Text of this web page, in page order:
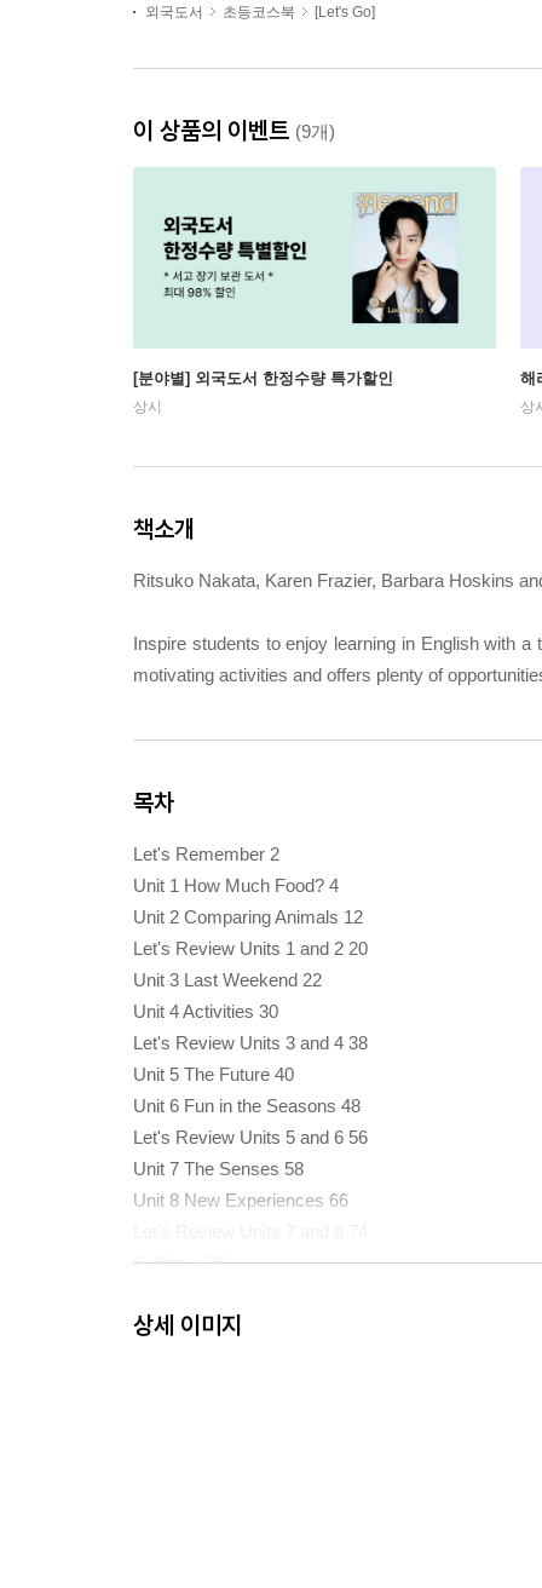
외국도서
초등코스북 [Let's Go]
이 상품의 이벤트 (9개)
[분야별] 외국도서 한정수량 특가할인
상시
해
상
책소개
Ritsuko Nakata, Karen Frazier, Barbara Hoskins
Inspire students to enjoy learning in English with
motivating activities and offers plenty of
목차
Let's Remember 2
Unit 1 How Much Food? 4
Unit 2 Comparing Animals 12
Let's Review Units 1 and 2 20
Unit 3 Last Weekend 22
Unit 4 Activities 30
Let's Review Units 3 and 4 38
Unit 5 The Future 40
Unit 6 Fun in the Seasons 48
Let's Review Units 5 and 6 56
Unit 7 The Senses 58
Unit 8 New Experiences 66
Syllabus 76
상세 이미지